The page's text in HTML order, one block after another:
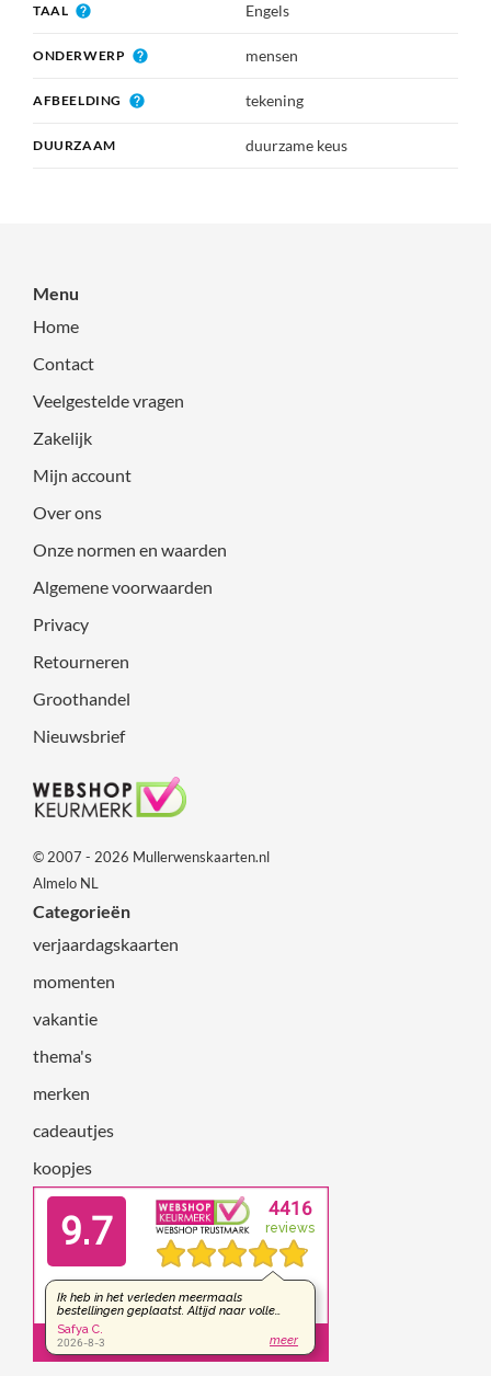
TAAL Engels
ONDERWERP mensen
AFBEELDING tekening
DUURZAAM duurzame keus
Menu
Home
Contact
Veelgestelde vragen
Zakelijk
Mijn account
Over ons
Onze normen en waarden
Algemene voorwaarden
Privacy
Retourneren
Groothandel
Nieuwsbrief
© 2007 - 2026 Mullerwenskaarten.nl
Almelo NL
Categorieën
verjaardagskaarten
momenten
vakantie
thema's
merken
cadeautjes
koopjes